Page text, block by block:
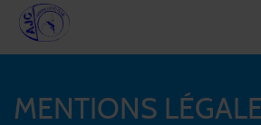
MENTIONS